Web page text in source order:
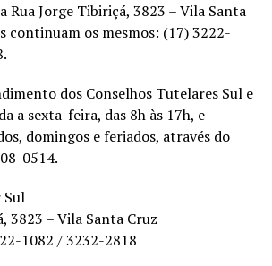
Rua Jorge Tibiriçá, 3823 – Vila Santa
continuam os mesmos: (17) 3222-
dos Conselhos Tutelares Sul e
a sexta-feira, das 8h às 17h, e
domingos e feriados, através do
0514.
Sul
3823 – Vila Santa Cruz
1082 / 3232-2818